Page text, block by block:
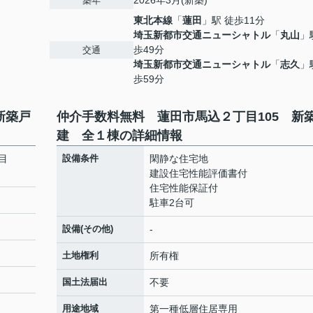
交通
東北本線 「蓮田 」駅 徒歩11分
埼玉新都市交通ニューシャトル「丸山
歩49分
埼玉新都市交通ニューシャトル「志久
歩59分
築戸
仲介手数料無料 蓮田市馬込２丁目105 新
建 全１棟の詳細情報
設備条件
閑静な住宅地
建設住宅性能評価書付
住宅性能保証付
駐車2台可
設備(その他) -
土地権利 所有権
国土法届出 不要
用途地域 第一種低層住居専用